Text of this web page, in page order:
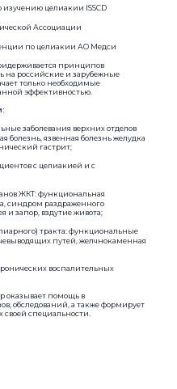
изучению целиакии ISSCD
Ассоциации
по целиакии АО Медси
принципов
на российские и зарубежные
только необходимые
эффективностью.
заболевания верхних отделов
болезнь, язвенная болезнь желудка
гастрит;
с целиакией и с
ЖКТ: функциональная
синдром раздраженного
и запор, вздутие живота;
тракта: функциональные
путей, желчнокаменная
воспалительных
оказывает помощь в
обследований, а также формирует
своей специальности.